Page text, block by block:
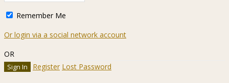
Remember Me
Or login via a social network account
OR
Register Lost Password